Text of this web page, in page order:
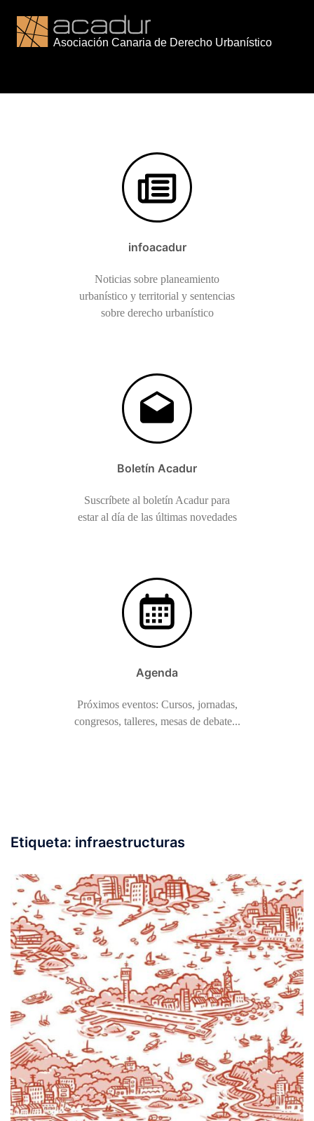
contenido
infoacadur
Noticias sobre planeamiento
urbanístico y territorial y sentencias
sobre derecho urbanístico
Boletín Acadur
Suscríbete al boletín Acadur para
estar al día de las últimas novedades
Agenda
Próximos eventos: Cursos, jornadas,
congresos, talleres, mesas de debate...
Etiqueta: infraestructuras